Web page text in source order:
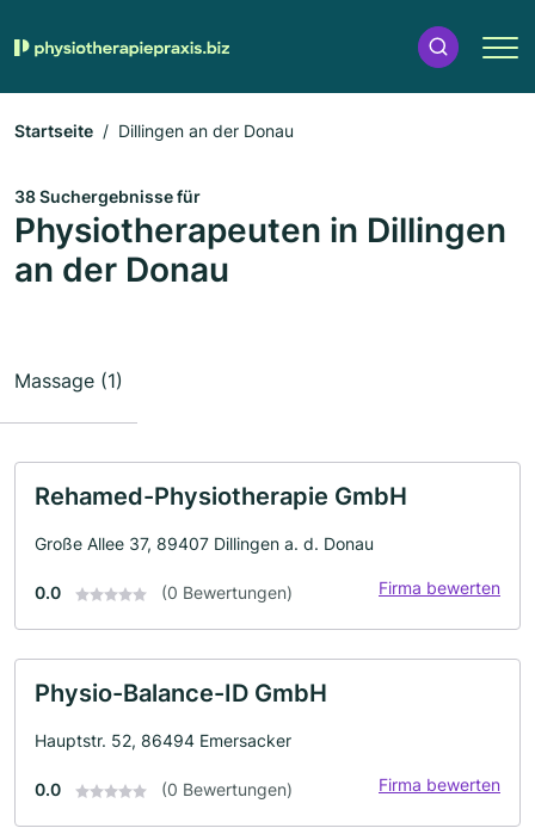
Startseite Dillingen an der Donau
38 Suchergebnisse für
Physiotherapeuten in Dillingen
an der Donau
Massage (1)
Rehamed-Physiotherapie GmbH
Große Allee 37, 89407 Dillingen a. d. Donau
0.0 (0 Bewertungen) Firma bewerten
Physio-Balance-ID GmbH
Hauptstr. 52, 86494 Emersacker
0.0 (0 Bewertungen) Firma bewerten